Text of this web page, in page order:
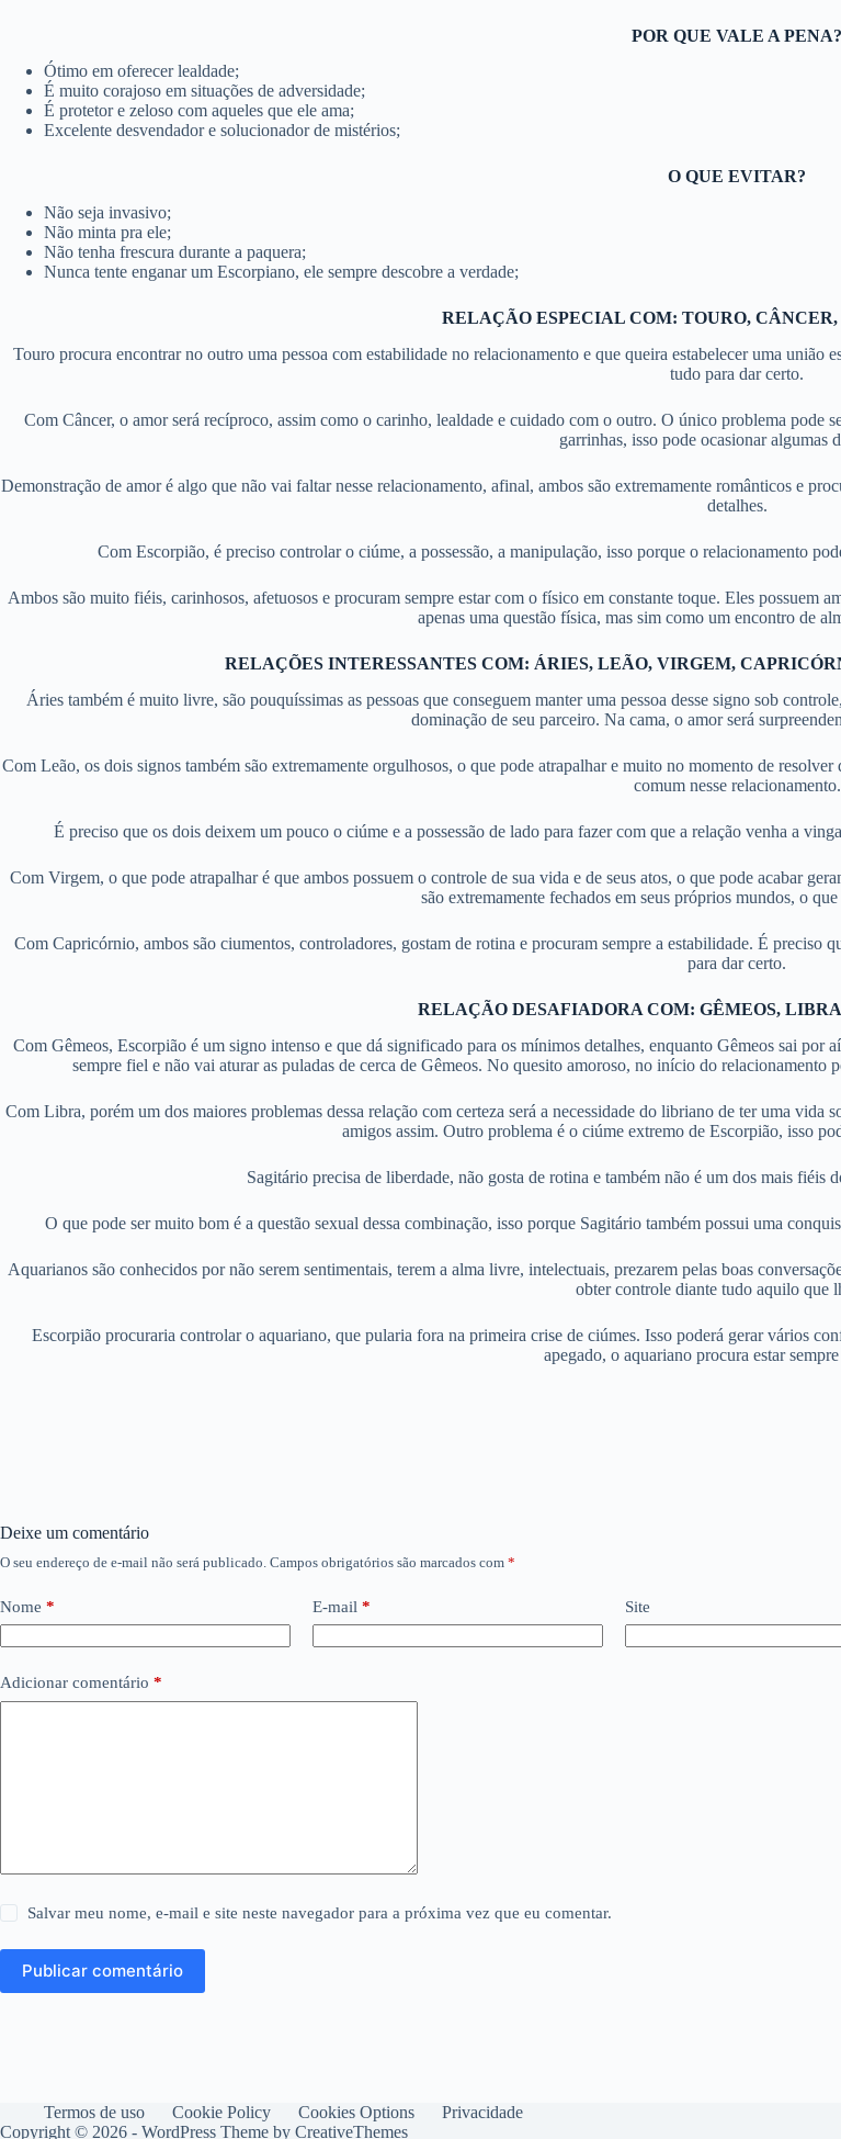
POR QUE VALE A PENA?
Ótimo em oferecer lealdade;
É muito corajoso em situações de adversidade;
É protetor e zeloso com aqueles que ele ama;
Excelente desvendador e solucionador de mistérios;
O QUE EVITAR?
Não seja invasivo;
Não minta pra ele;
Não tenha frescura durante a paquera;
Nunca tente enganar um Escorpiano, ele sempre descobre a verdade;
RELAÇÃO ESPECIAL COM: TOURO,
Touro procura encontrar no outro uma pessoa com estabilidade no relacionamento e que queira estabelecer uma união
tudo para dar certo.
Com Câncer, o amor será recíproco, assim como o carinho, lealdade e cuidado com o outro. O único problema pode
garrinhas, isso pode ocasionar algumas
Demonstração de amor é algo que não vai faltar nesse relacionamento, afinal, ambos são extremamente românticos e
detalhes.
Com Escorpião, é preciso controlar o ciúme, a possessão, a manipulação, isso porque o relacionamento
Ambos são muito fiéis, carinhosos, afetuosos e procuram sempre estar com o físico em constante toque. Eles possuem
apenas uma questão física, mas sim como um encontro de
RELAÇÕES INTERESSANTES COM: ÁRIES, LEÃO, VIRGEM,
Áries também é muito livre, são pouquíssimas as pessoas que conseguem manter uma pessoa desse signo sob
dominação de seu parceiro. Na cama, o amor será
Com Leão, os dois signos também são extremamente orgulhosos, o que pode atrapalhar e muito no momento de
comum nesse relacionamento.
É preciso que os dois deixem um pouco o ciúme e a possessão de lado para fazer com que a relação venha a
Com Virgem, o que pode atrapalhar é que ambos possuem o controle de sua vida e de seus atos, o que pode acabar
são extremamente fechados em seus próprios mundos, o
Com Capricórnio, ambos são ciumentos, controladores, gostam de rotina e procuram sempre a estabilidade. É preciso
para dar certo.
RELAÇÃO DESAFIADORACOM: GÊMEOS,
Com Gêmeos, Escorpião é um signo intenso e que dá significado para os mínimos detalhes, enquanto Gêmeos sai por
sempre fiel e não vai aturar as puladas de cerca de Gêmeos. No quesito amoroso, no início do relacionamento
Com Libra, porém um dos maiores problemas dessa relação com certeza será a necessidade do libriano de ter uma
amigos assim. Outro problema é o ciúme extremo de Escorpião, isso
Sagitário precisa de liberdade, não gosta de rotina e também não é um dos mais fiéis
O que pode ser muito bom é a questão sexual dessa combinação, isso porque Sagitário também possui uma
Aquarianos são conhecidos por não serem sentimentais, terem a alma livre, intelectuais, prezarem pelas boas
obter controle diante tudo aquilo que
Escorpião procuraria controlar o aquariano, que pularia fora na primeira crise de ciúmes. Isso poderá gerar vários
apegado, o aquariano procura estar
Deixe um comentário
O seu endereço de e-mail não será publicado. Campos obrigatórios são marcados com *
Nome * E-mail * Site
Adicionar comentário *
Salvar meu nome, e-mail e site neste navegador para a próxima vez que eu comentar.
Publicar comentário
Termos de uso Cookie Policy Cookies Options
Privacidade
Copyright © 2026 - WordPress Theme by CreativeThemes